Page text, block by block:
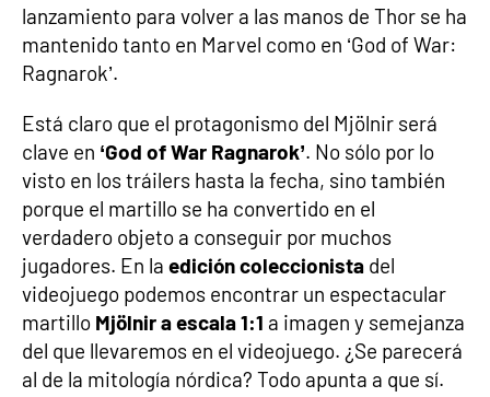
lanzamiento para volver a las manos de Thor se ha
mantenido tanto en Marvel como en ‘God of War:
Ragnarok’.
Está claro que el protagonismo del Mjölnir será
clave en ‘God of War Ragnarok’. No sólo por lo
visto en los tráilers hasta la fecha, sino también
porque el martillo se ha convertido en el
verdadero objeto a conseguir por muchos
jugadores. En la edición coleccionista del
videojuego podemos encontrar un espectacular
martillo Mjölnir a escala 1:1 a imagen y semejanza
del que llevaremos en el videojuego. ¿Se parecerá
al de la mitología nórdica? Todo apunta a que sí.